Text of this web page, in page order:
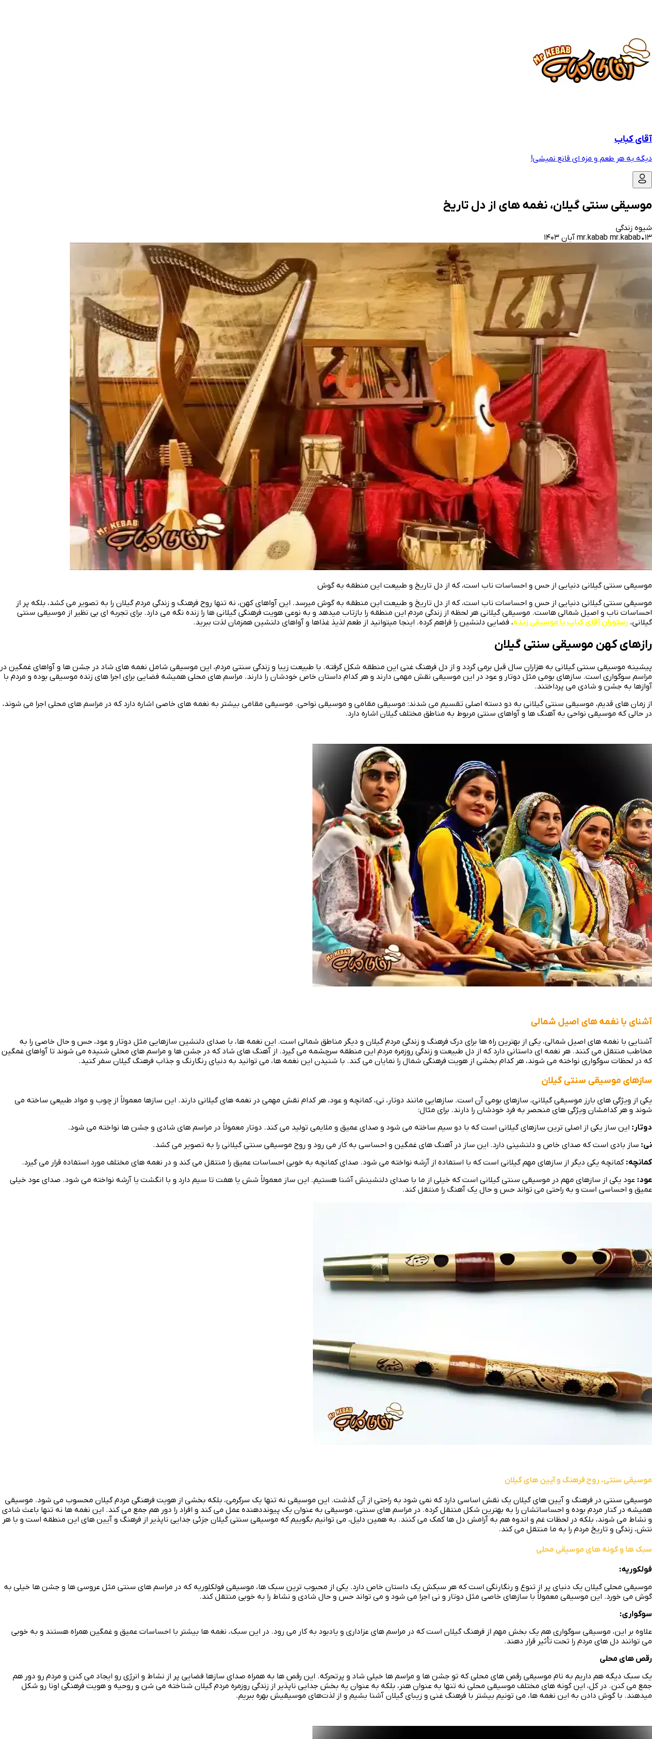
آقای کباب
دیگه به هر طعم و مزه ای قانع نمیشی!
موسیقی سنتی گیلان، نغمه های از دل تاریخ
شیوه زندگی
mr.kabab mr.kabab•۱۳ آبان ۱۴۰۳
موسیقی سنتی گیلانی دنیایی از حس و احساسات ناب است، که از دل تاریخ و طبیعت این منطقه به گوش
موسیقی سنتی گیلانی دنیایی از حس و احساسات ناب است، که از دل تاریخ و طبیعت این منطقه به گوش میرسد. این آواهای کهن، نه‌ تنها روح فرهنگ و زندگی مردم گیلان را به تصویر می‌ کشد، بلکه پر از
احساسات ناب و اصیل شمالی‌ هاست. موسیقی گیلانی هر لحظه از زندگی مردم این منطقه را بازتاب میدهد و به نوعی هویت فرهنگی گیلانی‌ ها را زنده نگه می‌ دارد. برای تجربه‌ ای بی‌ نظیر از موسیقی سنتی
گیلانی، رستوران آقای کباب با موسیقی زنده، فضایی دلنشین را فراهم کرده. اینجا میتوانید از طعم لذیذ غذاها و آواهای دلنشین همزمان لذت ببرید.
رازهای کهن موسیقی سنتی گیلان
پیشینه موسیقی سنتی گیلانی به هزاران سال قبل برمی‌ گردد و از دل فرهنگ غنی این منطقه شکل گرفته. با طبیعت زیبا و زندگی سنتی مردم، این موسیقی شامل نغمه‌ های شاد در جشن‌ ها و آواهای غمگین در
مراسم سوگواری است. سازهای بومی مثل دوتار و عود در این موسیقی نقش مهمی دارند و هر کدام داستان خاص خودشان را دارند. مراسم‌ های محلی همیشه فضایی برای اجرا های زنده موسیقی بوده و مردم با
آوازها به جشن و شادی می‌ پرداختند.
از زمان‌ های قدیم، موسیقی سنتی گیلانی به دو دسته اصلی تقسیم می‌ شدند: موسیقی مقامی و موسیقی نواحی. موسیقی مقامی بیشتر به نغمه‌ های خاصی اشاره دارد که در مراسم‌ های محلی اجرا می‌ شوند،
در حالی که موسیقی نواحی به آهنگ‌ ها و آواهای سنتی مربوط به مناطق مختلف گیلان اشاره دارد.
آشنای با نغمه های اصیل شمالی
آشنایی با نغمه‌ های اصیل شمالی، یکی از بهترین راه‌ ها برای درک فرهنگ و زندگی مردم گیلان و دیگر مناطق شمالی است. این نغمه‌ ها، با صدای دلنشین سازهایی مثل دوتار و عود، حس و حال خاصی را به
مخاطب منتقل می‌ کنند. هر نغمه‌ ای داستانی دارد که از دل طبیعت و زندگی روزمره مردم این منطقه سرچشمه می‌ گیرد. از آهنگ‌ های شاد که در جشن‌ ها و مراسم‌ های محلی شنیده می‌ شوند تا آواهای غمگین
که در لحظات سوگواری نواخته می‌ شوند، هر کدام بخشی از هویت فرهنگی شمال را نمایان می‌ کند. با شنیدن این نغمه‌ ها، می‌ توانید به دنیای رنگارنگ و جذاب فرهنگ گیلان سفر کنید.
سازهای موسیقی سنتی گیلان
یکی از ویژگی‌ های بارز موسیقی گیلانی، سازهای بومی آن است. سازهایی مانند دوتار، نی، کمانچه و عود، هر کدام نقش مهمی در نغمه‌ های گیلانی دارند. این سازها معمولاً از چوب و مواد طبیعی ساخته می‌
شوند و هر کدامشان ویژگی‌ های منحصر به فرد خودشان را دارند. برای مثال:
دوتار: این ساز یکی از اصلی‌ ترین سازهای گیلانی است که با دو سیم ساخته می‌ شود و صدای عمیق و ملایمی تولید می‌ کند. دوتار معمولاً در مراسم‌ های شادی و جشن‌ ها نواخته می‌ شود.
نی: ساز بادی است که صدای خاص و دلنشینی دارد. این ساز در آهنگ‌ های غمگین و احساسی به کار می‌ رود و روح موسیقی سنتی گیلانی را به تصویر می‌ کشد.
کمانچه: کمانچه یکی دیگر از سازهای مهم گیلانی است که با استفاده از آرشه نواخته می‌ شود. صدای کمانچه به‌ خوبی احساسات عمیق را منتقل می‌ کند و در نغمه‌ های مختلف مورد استفاده قرار می‌ گیرد.
عود: عود یکی از سازهای مهم در موسیقی سنتی گیلانی است که خیلی از ما با صدای دلنشینش آشنا هستیم. این ساز معمولاً شش یا هفت تا سیم دارد و با انگشت یا آرشه نواخته می‌ شود. صدای عود خیلی
عمیق و احساسی است و به راحتی می‌ تواند حس و حال یک آهنگ را منتقل کند.
موسیقی سنتی، روح فرهنگ و آیین های گیلان
موسیقی سنتی در فرهنگ و آیین‌ های گیلان یک نقش اساسی دارد که نمی‌ شود به راحتی از آن گذشت. این موسیقی نه تنها یک سرگرمی، بلکه بخشی از هویت فرهنگی مردم گیلان محسوب می‌ شود. موسیقی
همیشه در کنار مردم بوده و احساساتشان را به بهترین شکل منتقل کرده. در مراسم‌ های سنتی، موسیقی به عنوان یک پیوند‌دهنده عمل می‌ کند و افراد را دور هم جمع می‌ کند. این نغمه‌ ها نه تنها باعث شادی
و نشاط می‌ شوند، بلکه در لحظات غم و اندوه هم به آرامش دل‌ ها کمک می‌ کنند. به همین دلیل، می‌ توانیم بگوییم که موسیقی سنتی گیلان جزئی جدایی‌ ناپذیر از فرهنگ و آیین‌ های این منطقه است و با هر
نتش، زندگی و تاریخ مردم را به ما منتقل می‌ کند.
سبک ها و گونه های موسیقی محلی
فولکوریه:
موسیقی محلی گیلان یک دنیای پر از تنوع و رنگارنگی است که هر سبکش یک داستان خاص دارد. یکی از محبوب‌ ترین سبک‌ ها، موسیقی فولکلوریه که در مراسم‌ های سنتی مثل عروسی‌ ها و جشن‌ ها خیلی به
گوش می‌ خورد. این موسیقی معمولاً با سازهای خاصی مثل دوتار و نی اجرا می‌ شود و می‌ تواند حس و حال شادی و نشاط را به خوبی منتقل کند.
سوگواری:
علاوه بر این، موسیقی سوگواری هم یک بخش مهم از فرهنگ گیلان است که در مراسم‌ های عزاداری و یادبود به کار می‌ رود. در این سبک، نغمه‌ ها بیشتر با احساسات عمیق و غمگین همراه هستند و به خوبی
می‌ توانند دل‌ های مردم را تحت تأثیر قرار دهند.
رقص های محلی
یک سبک دیگه هم داریم به نام موسیقی رقص ‌های محلی که تو جشن‌ ها و مراسم‌ ها خیلی شاد و پرتحرکه. این رقص ‌ها به همراه صدای سازها فضایی پر از نشاط و انرژی رو ایجاد می‌ کنن و مردم رو دور هم
جمع می‌ کنن. در کل، این گونه‌ های مختلف موسیقی محلی نه تنها به عنوان هنر، بلکه به عنوان یه بخش جدایی‌ ناپذیر از زندگی روزمره مردم گیلان شناخته می‌ شن و روحیه و هویت فرهنگی اونا رو شکل
میدهند. با گوش دادن به این نغمه ‌ها، می‌ تونیم بیشتر با فرهنگ غنی و زیبای گیلان آشنا بشیم و از لذت‌های موسیقیش بهره ببریم.